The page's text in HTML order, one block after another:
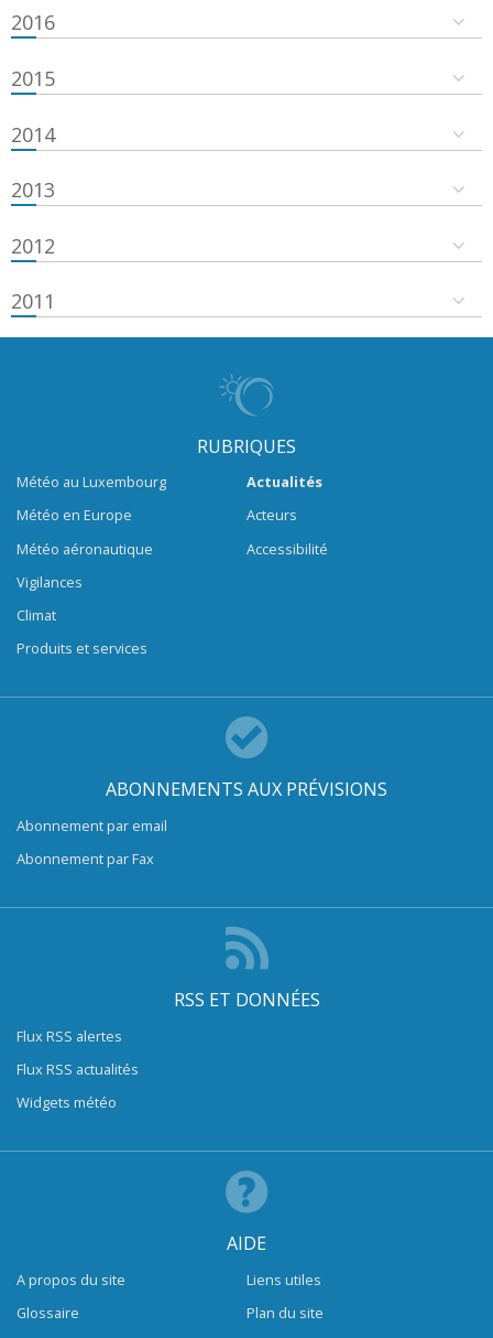
2016
2015
2014
2013
2012
2011
RUBRIQUES
Météo au Luxembourg
Météo en Europe
Météo aéronautique
Vigilances
Climat
Produits et services
Actualités
Acteurs
Accessibilité
ABONNEMENTS AUX PRÉVISIONS
Abonnement par email
Abonnement par Fax
RSS ET DONNÉES
Flux RSS alertes
Flux RSS actualités
Widgets météo
AIDE
A propos du site
Glossaire
Liens utiles
Plan du site